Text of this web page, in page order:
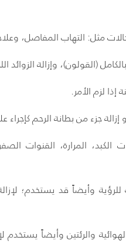
مثل: التهاب المفاصل،
(القولون)، وإزالة الزوائد
إذا لزم الأمر.
جزء من بطانة الرحم كإجراء
المرارة، القنوات
وأيضاً قد يستخدم؛
والرئتين وأيضاً يستخدم